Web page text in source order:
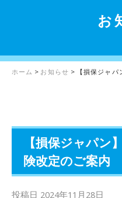
お
ホーム > お知らせ > 【損保ジャ
【損保ジャパン
険改定のご案内
投稿日 2024年11月28日